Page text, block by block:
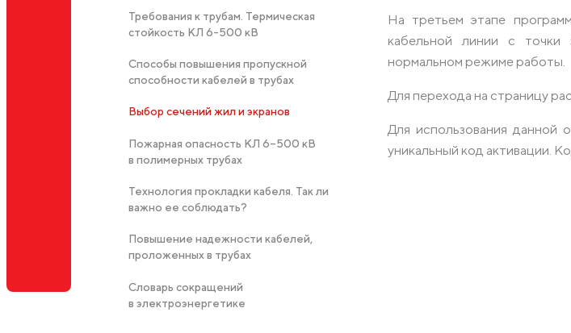
Требования к трубам. Термическая
стойкость КЛ 6-500 кВ
Способы повышения пропускной
способности кабелей в трубах
Выбор сечений жил и экранов
Пожарная опасность КЛ 6–500 кВ
в полимерных трубах
Технология прокладки кабеля. Так ли
важно ее соблюдать?
Повышение надежности кабелей,
проложенных в трубах
Словарь сокращений
в электроэнергетике
На третьем этапе
кабельной линии с точки
нормальном режиме работы.
Для перехода на страницу
Для использования данной
уникальный код активации.